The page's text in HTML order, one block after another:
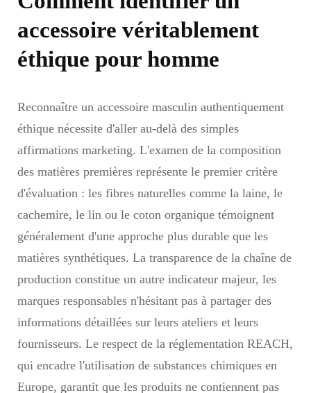
accessoire véritablement
éthique pour homme
Reconnaître un accessoire masculin authentiquement
éthique nécessite d'aller au-delà des simples
affirmations marketing. L'examen de la composition
des matières premières représente le premier critère
d'évaluation : les fibres naturelles comme la laine, le
cachemire, le lin ou le coton organique témoignent
généralement d'une approche plus durable que les
matières synthétiques. La transparence de la chaîne de
production constitue un autre indicateur majeur, les
marques responsables n'hésitant pas à partager des
informations détaillées sur leurs ateliers et leurs
fournisseurs. Le respect de la réglementation REACH,
qui encadre l'utilisation de substances chimiques en
Europe, garantit que les produits ne contiennent pas